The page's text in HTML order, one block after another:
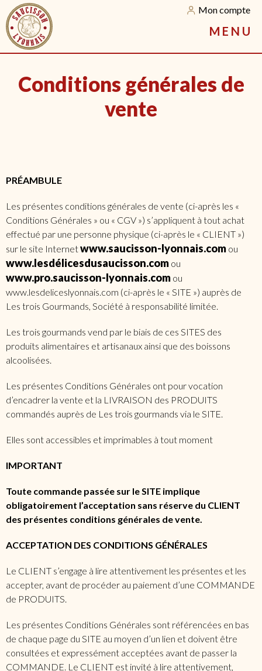
Mon compte
M E N U
Conditions générales de
vente
PRÉAMBULE
Les présentes conditions générales de vente (ci-après les «
Conditions Générales » ou « CGV ») s’appliquent à tout achat
effectué par une personne physique (ci-après le « CLIENT »)
sur le site Internetwww.saucisson-lyonnais.com ou
www.lesdélicesdusaucisson.com ou
www.pro.saucisson-lyonnais.com ou
www.lesdeliceslyonnais.com (ci-après le « SITE ») auprès de
Les trois Gourmands, Société à responsabilité limitée.
Les trois gourmands vend par le biais de ces SITES des
produits alimentaires et artisanaux ainsi que des boissons
alcoolisées.
Les présentes Conditions Générales ont pour vocation
d’encadrer la vente et la LIVRAISON des PRODUITS
commandés auprès de Les trois gourmands via le SITE.
Elles sont accessibles et imprimables à tout moment
IMPORTANT
Toute commande passée sur le SITE implique
obligatoirement l’acceptation sans réserve du CLIENT
des présentes conditions générales de vente.
ACCEPTATION DES CONDITIONS GÉNÉRALES
Le CLIENT s’engage à lire attentivement les présentes et les
accepter, avant de procéder au paiement d’une COMMANDE
de PRODUITS.
Les présentes Conditions Générales sont référencées en bas
de chaque page du SITE au moyen d’un lien et doivent être
consultées et expressément acceptées avant de passer la
COMMANDE. Le CLIENT est invité à lire attentivement,